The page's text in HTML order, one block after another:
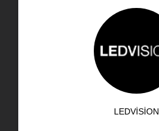
LEDVISION